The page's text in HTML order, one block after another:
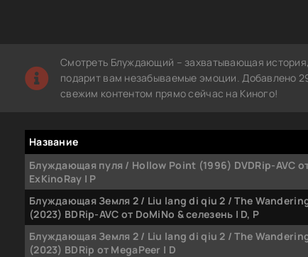
Смотреть Блуждающий – захватывающая
подарит вам незабываемые эмоции. Добавлено
свежим контентом прямо сейчас на Киного!
Название
Блуждающая пуля / Hollow Point (1996) DVDRip-AVC
ExKinoRay | P
Блуждающая Земля 2 / Liu lang di qiu 2 / The
(2023) BDRip-AVC от DoMiNo & селезень | D, P
Блуждающая Земля 2 / Liu lang di qiu 2 / The
(2023) BDRip от MegaPeer | D